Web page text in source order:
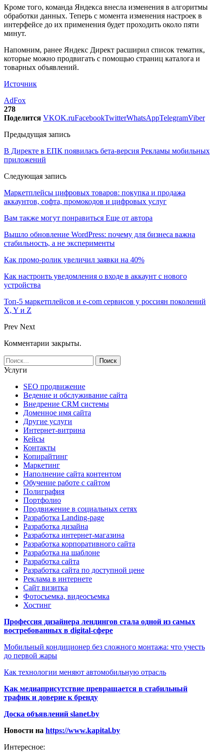
Кроме того, команда Яндекса внесла изменения в алгоритмы
обработки данных. Теперь с момента изменения настроек в
интерфейсе до их применения будет проходить около пяти
минут.
Напомним, ранее Яндекс Директ расширил список тематик,
которые можно продвигать с помощью страниц каталога и
товарных объявлений.
Источник
AdFox
278
Поделится VKOK.ruFacebookTwitterWhatsAppTelegramViber
Предыдущая запись
В Директе в ЕПК появилась бета-версия Рекламы мобильных
приложений
Следующая запись
Маркетплейсы цифровых товаров: покупка и продажа
аккаунтов, софта, промокодов и цифровых услуг
Вам также могут понравиться Еще от автора
Вышло обновление WordPress: почему для бизнеса важна
стабильность, а не эксперименты
Как промо-ролик увеличил заявки на 40%
Как настроить уведомления о входе в аккаунт с нового
устройства
Топ-5 маркетплейсов и e-com сервисов у россиян поколений
X, Y и Z
Prev Next
Комментарии закрыты.
Услуги
SEO продвижение
Ведение и обслуживание сайта
Внедрение CRM системы
Доменное имя сайта
Другие услуги
Интернет-витрина
Кейсы
Контакты
Копирайтинг
Маркетинг
Наполнение сайта контентом
Обучение работе с сайтом
Полиграфия
Портфолио
Продвижение в социальных сетях
Разработка Landing-page
Разработка дизайна
Разработка интернет-магазина
Разработка корпоративного сайта
Разработка на шаблоне
Разработка сайта
Разработка сайта по доступной цене
Реклама в интернете
Сайт визитка
Фотосъемка, видеосъемка
Хостинг
Профессия дизайнера лендингов стала одной из самых
востребованных в digital-сфере
Мобильный кондиционер без сложного монтажа: что учесть
до первой жары
Как технологии меняют автомобильную отрасль
Как медиаприсутствие превращается в стабильный
трафик и доверие к бренду
Доска объявлений slanet.by
Новости на https://www.kapital.by
Интересное: